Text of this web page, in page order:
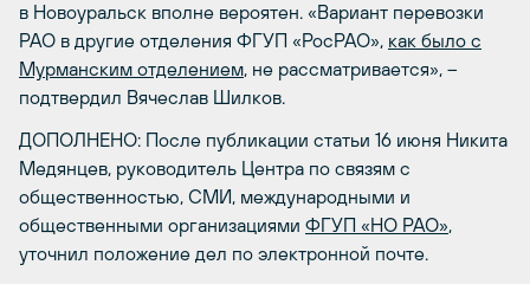
в Новоуральск вполне вероятен. «Вариант перевозки
РАО в другие отделения ФГУП «РосРАО», как было с
Мурманским отделением, не рассматривается», –
подтвердил Вячеслав Шилков.
ДОПОЛНЕНО: После публикации статьи 16 июня Никита
Медянцев, руководитель Центра по связям с
общественностью, СМИ, международными и
общественными организациями ФГУП «НО РАО»,
уточнил положение дел по электронной почте.